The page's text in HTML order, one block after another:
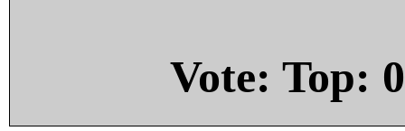
Vote: Top: 0